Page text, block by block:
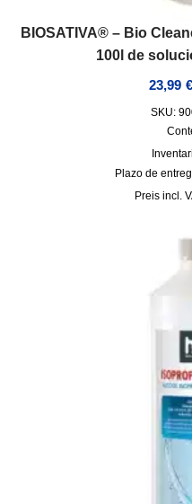
BIOSATIVA® – Bio
100l de
23,99 €
SKU:
Plazo de
incl.